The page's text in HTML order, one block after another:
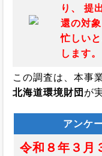
り、
提
還の対
忙しい
します。
この調査は、本事
北海道環境財団 が
アンケ
令和８年３月